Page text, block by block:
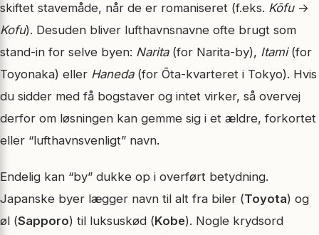
skiftet stavemåde, når de er romaniseret (f.eks. Kōfu→
Kofu). Desuden bliver lufthavnsnavne ofte brugt som
stand-in for selve byen: Narita(for Narita-by), Itami(for
Toyonaka) eller Haneda(for Ōta-kvarteret i Tokyo). Hvis
du sidder med få bogstaver og intet virker, så overvej
derfor om løsningen kan gemme sig i et ældre, forkortet
eller “lufthavnsvenligt” navn.
Endelig kan “by” dukke op i overført betydning.
Japanske byer lægger navn til alt fra biler (Toyota) og
øl (Sapporo) til luksuskød (Kobe). Nogle krydsord